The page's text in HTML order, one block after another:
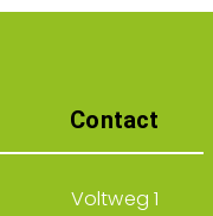
Contact
Voltweg 1